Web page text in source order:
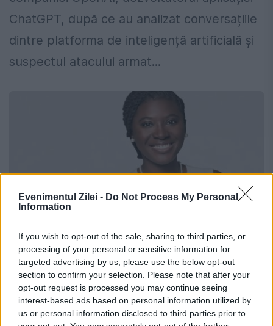
Evenimentul Zilei - Do Not Process My Personal
Information
If you wish to opt-out of the sale, sharing to third parties, or
processing of your personal or sensitive information for
targeted advertising by us, please use the below opt-out
section to confirm your selection. Please note that after your
opt-out request is processed you may continue seeing
interest-based ads based on personal information utilized by
us or personal information disclosed to third parties prior to
ChatGPT, după ce au analizat conversațiile
dintre platforma de inteligență artificială și
suspectul atacului armat...
Viceprimar din SUA, găsit mort în
locuință. Soțul, reținut de poliție
2 APRILIE 2026